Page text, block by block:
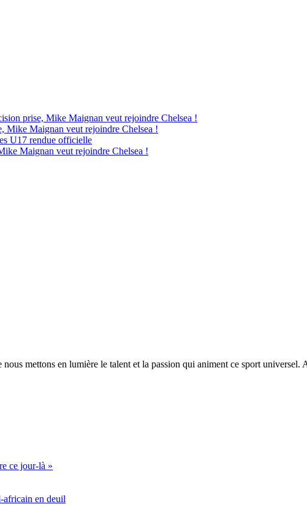
prise, Mike Maignan veut rejoindre Chelsea !
Mike Maignan veut rejoindre Chelsea !
U17 rendue officielle
Maignan veut rejoindre Chelsea !
mettons en lumière le talent et la passion qui animent ce sport
ce jour-là »
africain en deuil